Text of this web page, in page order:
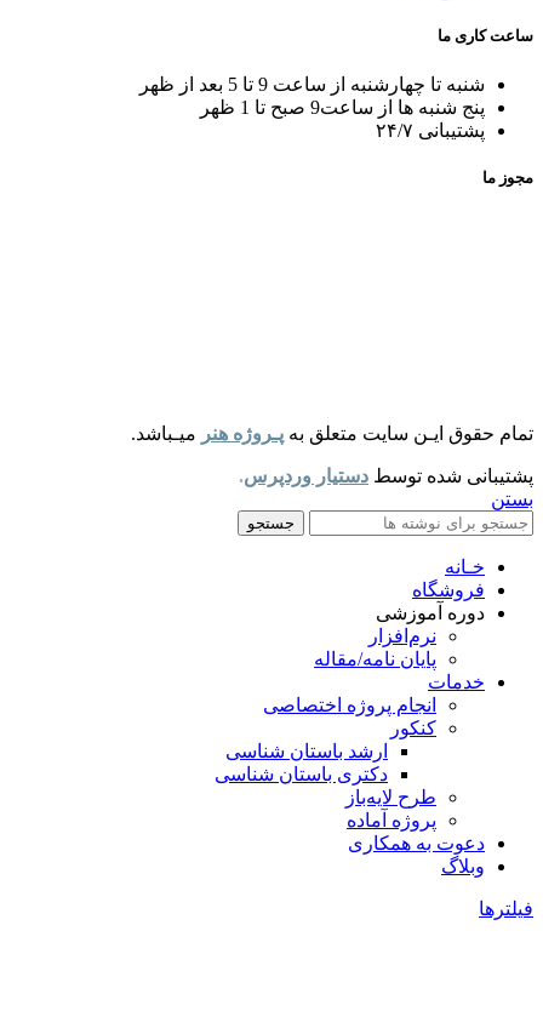
ساعت کاری ما
شنبه تا چهارشنبه از ساعت 9 تا 5 بعد از ظهر
پنج شنبه ها از ساعت9 صبح تا 1 ظهر
پشتیبانی ۲۴/۷
مجوز ما
تمام حقوق ایـن سایت متعلق به پـروژه هنر میـباشد.
پشتیبانی شده توسط دستیار وردپرس.
بستن
جستجو
خـانه
فروشگاه
دوره آموزشی
نرم‌افزار
پایان نامه/مقاله
خدمات
انجام پروژه اختصاصی
کنکور
ارشد باستان شناسی
دکتری باستان شناسی
طرح لایه‌باز
پروژه آماده
دعوت به همکاری
وبلاگ
فیلترها